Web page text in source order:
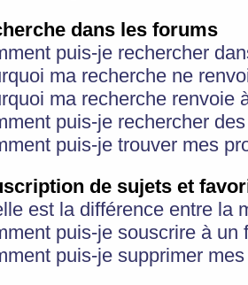
dans les forums
puis-je rechercher
ma recherche ne
ma recherche renvoie
puis-je rechercher
puis-je trouver mes
de sujets et
est la différence entre la
puis-je souscrire à
puis-je supprimer